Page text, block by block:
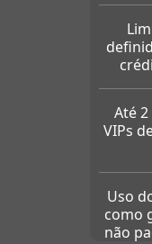
Até
VIPs
Uso
como
não